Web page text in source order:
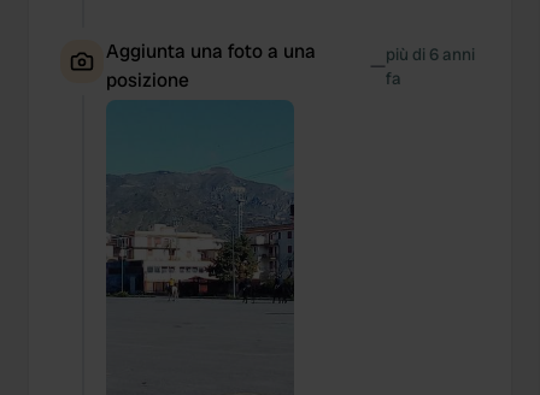
Aggiunta una foto a una
posizione
—più di 6 anni
fa